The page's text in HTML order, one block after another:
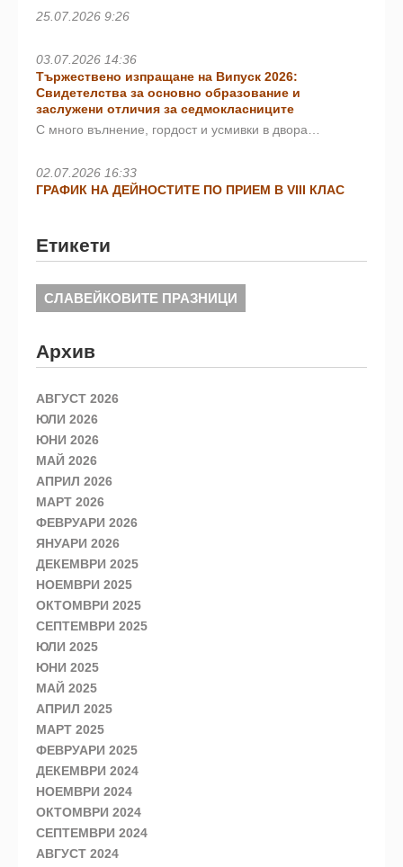
25.07.2026 9:26
03.07.2026 14:36
Тържествено изпращане на Випуск 2026:
Свидетелства за основно образование и
заслужени отличия за седмокласниците
С много вълнение, гордост и усмивки в двора…
02.07.2026 16:33
ГРАФИК НА ДЕЙНОСТИТЕ ПО ПРИЕМ В VIII КЛАС
Етикети
СЛАВЕЙКОВИТЕ ПРАЗНИЦИ
Архив
АВГУСТ 2026
ЮЛИ 2026
ЮНИ 2026
МАЙ 2026
АПРИЛ 2026
МАРТ 2026
ФЕВРУАРИ 2026
ЯНУАРИ 2026
ДЕКЕМВРИ 2025
НОЕМВРИ 2025
ОКТОМВРИ 2025
СЕПТЕМВРИ 2025
ЮЛИ 2025
ЮНИ 2025
МАЙ 2025
АПРИЛ 2025
МАРТ 2025
ФЕВРУАРИ 2025
ДЕКЕМВРИ 2024
НОЕМВРИ 2024
ОКТОМВРИ 2024
СЕПТЕМВРИ 2024
АВГУСТ 2024